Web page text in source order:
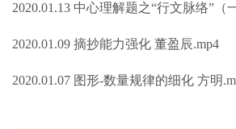
2020.01.13 中心理解题之“行文脉络”（
2020.01.09 摘抄能力强化 董盈辰.mp4
2020.01.07 图形-数量规律的细化 方明